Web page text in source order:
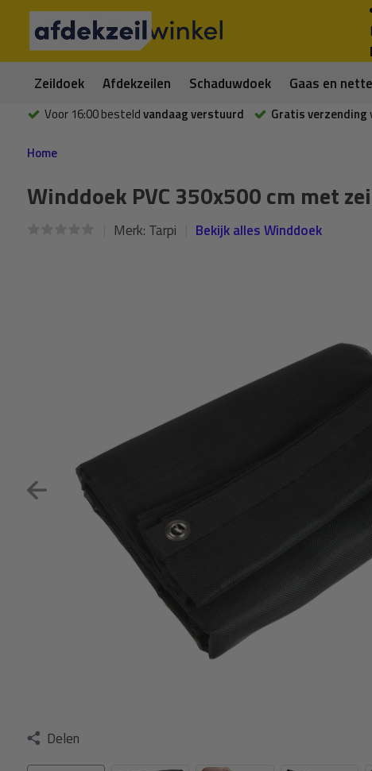
Zeildoek Afdekzeilen Schaduwdoek Gaas en
Voor 16:00 besteldvandaag verstuurd Gratis verzending
Home
Winddoek PVC 350x500 cm met
Merk: Tarpi Bekijk alles Winddoek
Delen